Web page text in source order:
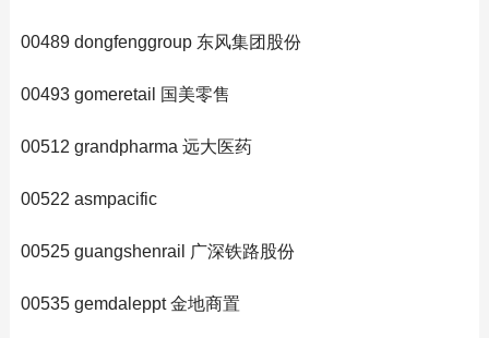
00489 dongfenggroup 东风集团股份
00493 gomeretail 国美零售
00512 grandpharma 远大医药
00522 asmpacific
00525 guangshenrail 广深铁路股份
00535 gemdaleppt 金地商置